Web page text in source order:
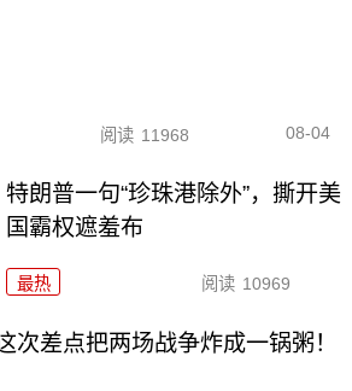
阅读 11968 08-04
特朗普一句“珍珠港除外”，撕开美
国霸权遮羞布
最热 阅读 10969
次差点把两场战争炸成一锅粥！